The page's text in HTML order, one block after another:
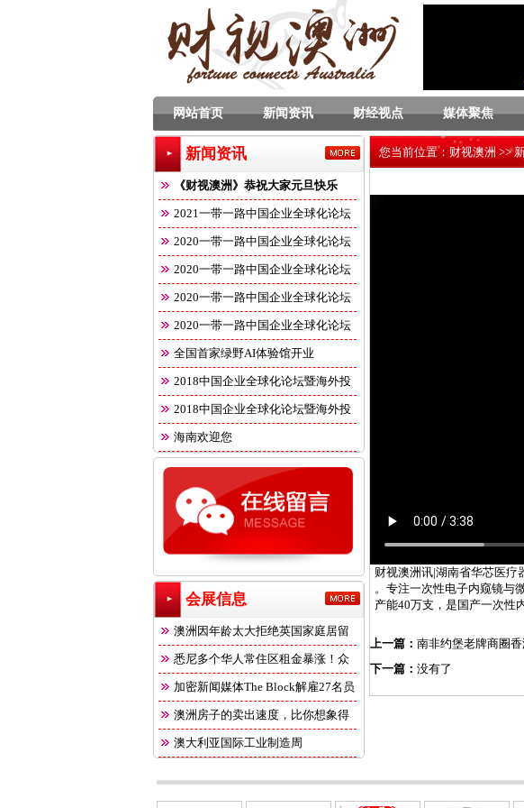
网站首页 新闻资讯 财经视点 媒体聚焦
新闻资讯
《财视澳洲》恭祝大家元旦快乐
2021一带一路中国企业全球化论坛
2020一带一路中国企业全球化论坛
2020一带一路中国企业全球化论坛
2020一带一路中国企业全球化论坛
2020一带一路中国企业全球化论坛
全国首家绿野AI体验馆开业
2018中国企业全球化论坛暨海外投
2018中国企业全球化论坛暨海外投
海南欢迎您
会展信息
澳洲因年龄太大拒绝英国家庭居留
悉尼多个华人常住区租金暴涨！众
多 加密新闻媒体The Block解雇27名员
澳洲房子的卖出速度，比你想象得
快 澳大利亚国际工业制造周
您当前位置： 财视澳洲 >>
财视澳洲讯|湖南省华芯医疗
。专注一次性电子内窥镜与
产能40万支，是国产一次性
上一篇： 南非约堡老牌商圈香
下一篇： 没有了